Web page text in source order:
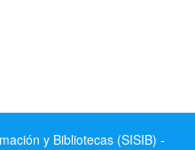
y Bibliotecas (SISIB) -